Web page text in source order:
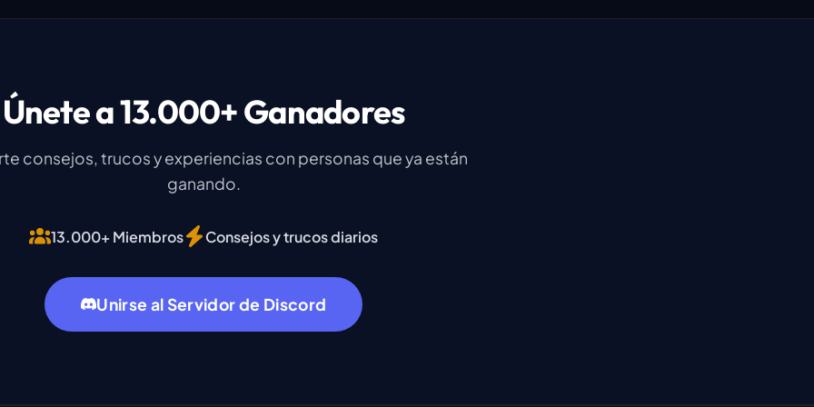
Únete a 13.000+ Ganadores
consejos, trucos y experiencias con personas que ya están
ganando.
13.000+ Miembros Consejos y trucos diarios
Unirse al Servidor de Discord